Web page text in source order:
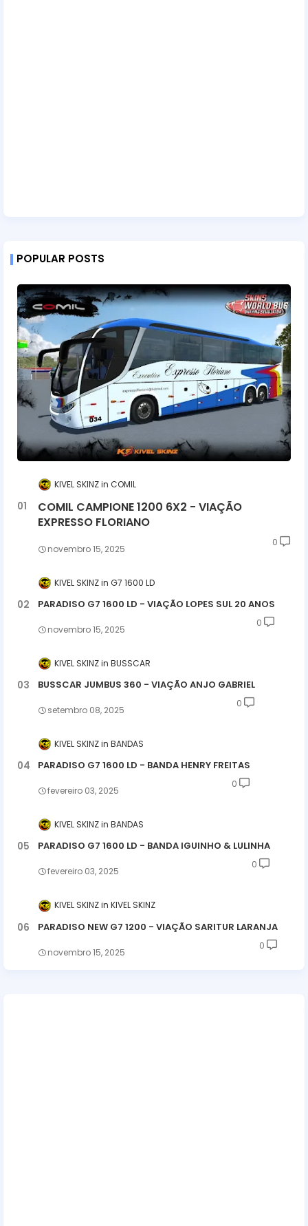
POPULAR POSTS
KIVEL SKINZ COMIL
COMIL CAMPIONE 1200 6X2 - VIAÇÃO
EXPRESSO FLORIANO
novembro 15, 2025
0
KIVEL SKINZ G7 1600 LD
PARADISO G7 1600 LD - VIAÇÃO LOPES SUL 20 ANOS
novembro 15, 2025
0
KIVEL SKINZ BUSSCAR
BUSSCAR JUMBUS 360 - VIAÇÃO ANJO GABRIEL
setembro 08, 2025
0
KIVEL SKINZ BANDAS
PARADISO G7 1600 LD - BANDA HENRY FREITAS
fevereiro 03, 2025
0
KIVEL SKINZ BANDAS
PARADISO G7 1600 LD - BANDA IGUINHO & LULINHA
fevereiro 03, 2025
0
KIVEL SKINZ KIVEL SKINZ
PARADISO NEW G7 1200 - VIAÇÃO SARITUR LARANJA
novembro 15, 2025
0